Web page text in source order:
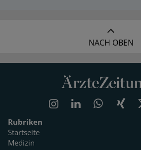
NACH OBEN
Rubriken
Startseite
Medizin